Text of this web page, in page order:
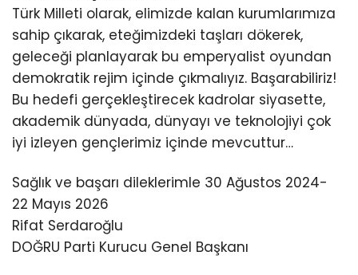
Türk Milleti olarak, elimizde kalan kurumlarımıza
sahip çıkarak, eteğimizdeki taşları dökerek,
geleceği planlayarak bu emperyalist oyundan
demokratik rejim içinde çıkmalıyız. Başarabiliriz!
Bu hedefi gerçekleştirecek kadrolar siyasette,
akademik dünyada, dünyayı ve teknolojiyi çok
iyi izleyen gençlerimiz içinde mevcuttur…
Sağlık ve başarı dileklerimle 30 Ağustos 2024-
22 Mayıs 2026
Rifat Serdaroğlu
DOĞRU Parti Kurucu Genel Başkanı